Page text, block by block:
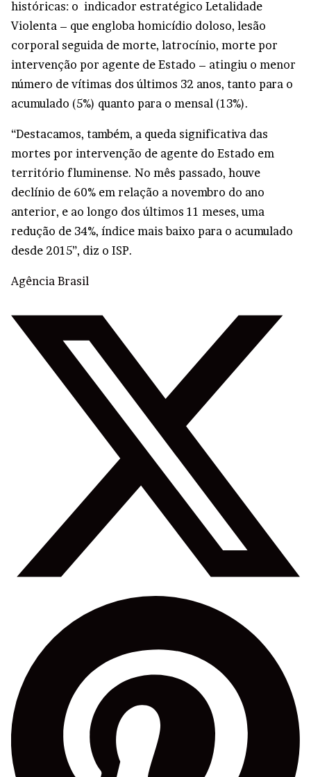
históricas: o indicador estratégico Letalidade
Violenta – que engloba homicídio doloso, lesão
corporal seguida de morte, latrocínio, morte por
intervenção por agente de Estado – atingiu o menor
número de vítimas dos últimos 32 anos, tanto para o
acumulado (5%) quanto para o mensal (13%).
“Destacamos, também, a queda significativa das
mortes por intervenção de agente do Estado em
território fluminense. No mês passado, houve
declínio de 60% em relação a novembro do ano
anterior, e ao longo dos últimos 11 meses, uma
redução de 34%, índice mais baixo para o acumulado
desde 2015”, diz o ISP.
Agência Brasil